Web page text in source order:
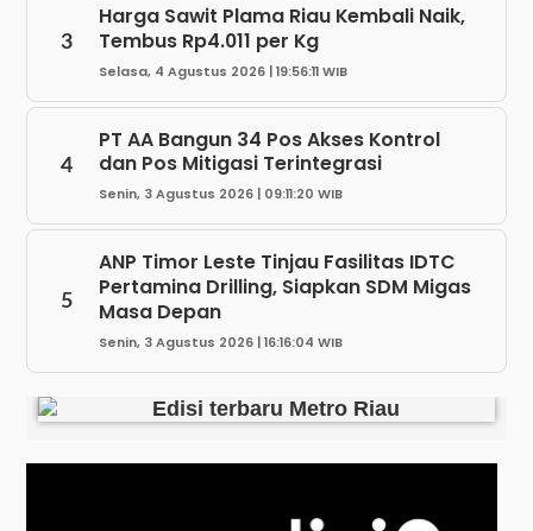
3
Harga Sawit Plama Riau Kembali Naik,
Tembus Rp4.011 per Kg
Selasa, 4 Agustus 2026 | 19:56:11 WIB
4
PT AA Bangun 34 Pos Akses Kontrol
dan Pos Mitigasi Terintegrasi
Senin, 3 Agustus 2026 | 09:11:20 WIB
5
ANP Timor Leste Tinjau Fasilitas IDTC
Pertamina Drilling, Siapkan SDM Migas
Masa Depan
Senin, 3 Agustus 2026 | 16:16:04 WIB